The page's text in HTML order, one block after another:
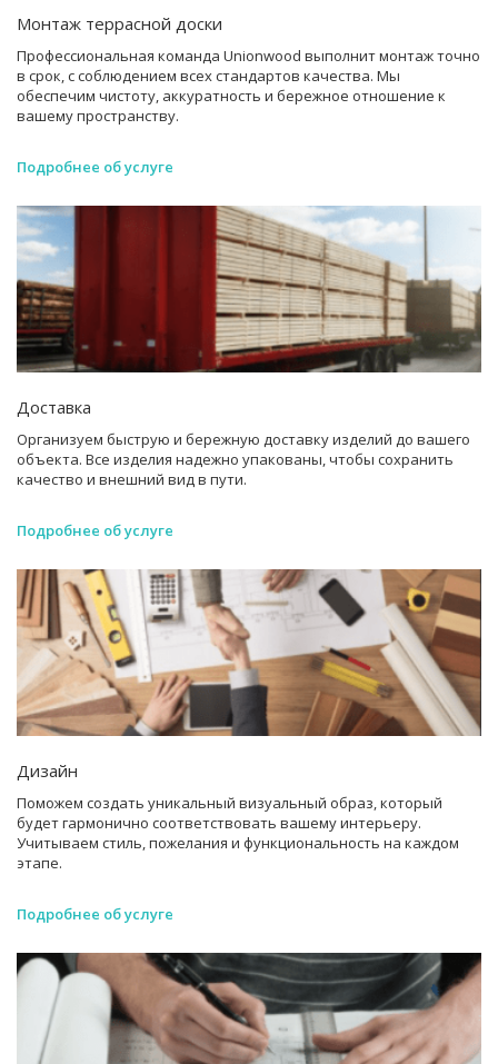
Монтаж террасной доски
Профессиональная команда Unionwood выполнит монтаж точно
в срок, с соблюдением всех стандартов качества. Мы
обеспечим чистоту, аккуратность и бережное отношение к
вашему пространству.
Подробнее об услуге
Доставка
Организуем быструю и бережную доставку изделий до вашего
объекта. Все изделия надежно упакованы, чтобы сохранить
качество и внешний вид в пути.
Подробнее об услуге
Дизайн
Поможем создать уникальный визуальный образ, который
будет гармонично соответствовать вашему интерьеру.
Учитываем стиль, пожелания и функциональность на каждом
этапе.
Подробнее об услуге